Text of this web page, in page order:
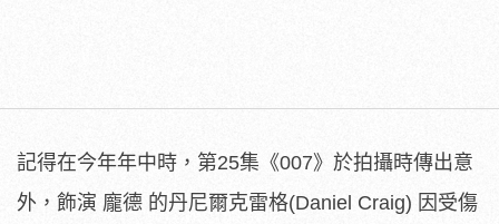
記得在今年年中時，第25集《007》於拍攝時傳出意
外，飾演 龐德 的丹尼爾克雷格(Daniel Craig) 因受傷